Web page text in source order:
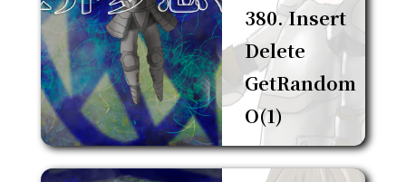
380. Insert
Delete
GetRandom
O(1)